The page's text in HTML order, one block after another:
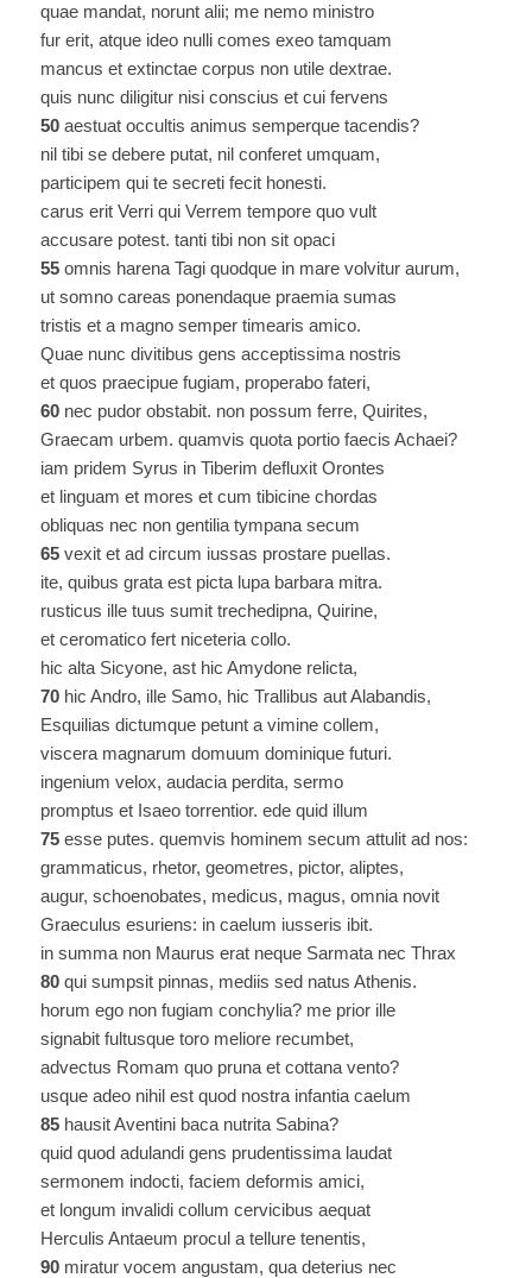
quae mandat, norunt alii; me nemo ministro
fur erit, atque ideo nulli comes exeo tamquam
mancus et extinctae corpus non utile dextrae.
quis nunc diligitur nisi conscius et cui fervens
50aestuat occultis animus semperque tacendis?
nil tibi se debere putat, nil conferet umquam,
participem qui te secreti fecit honesti.
carus erit Verri qui Verrem tempore quo vult
accusare potest. tanti tibi non sit opaci
55omnis harena Tagi quodque in mare volvitur aurum,
ut somno careas ponendaque praemia sumas
tristis et a magno semper timearis amico.
Quae nunc divitibus gens acceptissima nostris
et quos praecipue fugiam, properabo fateri,
60nec pudor obstabit. non possum ferre, Quirites,
Graecam urbem. quamvis quota portio faecis Achaei?
iam pridem Syrus in Tiberim defluxit Orontes
et linguam et mores et cum tibicine chordas
obliquas nec non gentilia tympana secum
65vexit et ad circum iussas prostare puellas.
ite, quibus grata est picta lupa barbara mitra.
rusticus ille tuus sumit trechedipna, Quirine,
et ceromatico fert niceteria collo.
hic alta Sicyone, ast hic Amydone relicta,
70hic Andro, ille Samo, hic Trallibus aut Alabandis,
Esquilias dictumque petunt a vimine collem,
viscera magnarum domuum dominique futuri.
ingenium velox, audacia perdita, sermo
promptus et Isaeo torrentior. ede quid illum
75esse putes. quemvis hominem secum attulit ad nos:
grammaticus, rhetor, geometres, pictor, aliptes,
augur, schoenobates, medicus, magus, omnia novit
Graeculus esuriens: in caelum iusseris ibit.
in summa non Maurus erat neque Sarmata nec Thrax
80qui sumpsit pinnas, mediis sed natus Athenis.
horum ego non fugiam conchylia? me prior ille
signabit fultusque toro meliore recumbet,
advectus Romam quo pruna et cottana vento?
usque adeo nihil est quod nostra infantia caelum
85hausit Aventini baca nutrita Sabina?
quid quod adulandi gens prudentissima laudat
sermonem indocti, faciem deformis amici,
et longum invalidi collum cervicibus aequat
Herculis Antaeum procul a tellure tenentis,
90miratur vocem angustam, qua deterius nec